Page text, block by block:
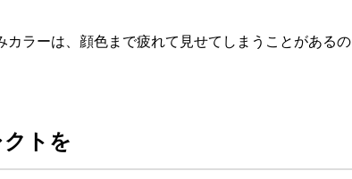
カラーは、顔色まで疲れて見せてしまうことがあるの
トを